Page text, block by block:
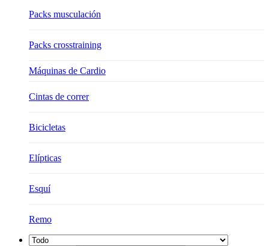
Packs musculación
Packs crosstraining
Máquinas de Cardio
Cintas de correr
Bicicletas
Elípticas
Esquí
Remo